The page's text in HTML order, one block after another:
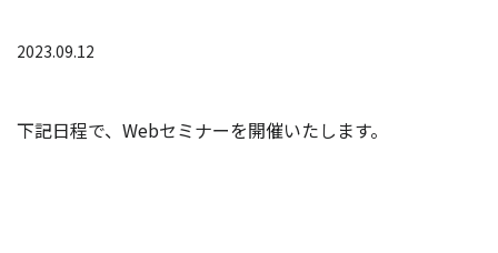
2023.09.12
下記日程で、Webセミナーを開催いたします。